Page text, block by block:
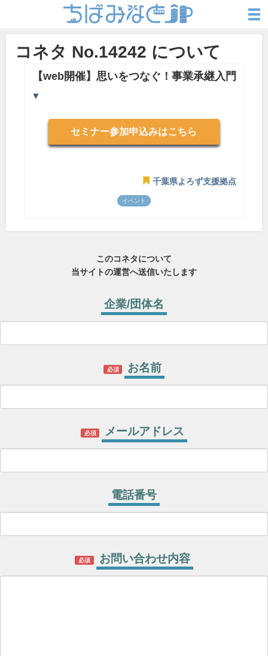
コネタ No.14242 について
【web開催】思いをつなぐ！事業承継入門
▼
セミナー参加申込みはこちら
千葉県よろず支援拠点
イベント
このコネタについて
当サイトの運営へ送信いたします
企業/団体名
必須 お名前
必須 メールアドレス
電話番号
必須 お問い合わせ内容